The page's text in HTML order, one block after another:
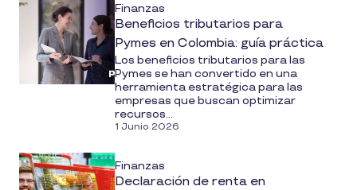
Finanzas
Beneficios tributarios para
Pymes en Colombia: guía práctica
Los beneficios tributarios para las
Pymes se han convertido en una
herramienta estratégica para las
empresas que buscan optimizar
recursos...
1 Junio 2026
Finanzas
Declaración de renta en